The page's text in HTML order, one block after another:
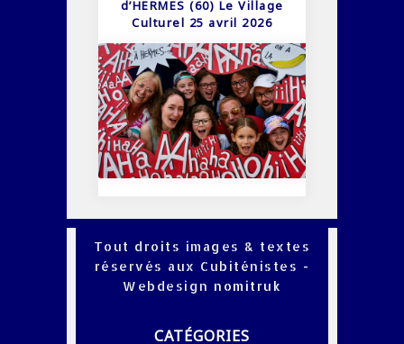
d’HERMES (60) Le Village
Culturel 25 avril 2026
Tout droits images & textes
réservés aux Cubiténistes -
Webdesign nomitruk
CATÉGORIES